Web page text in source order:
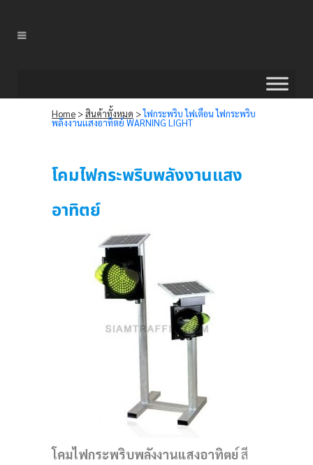
Home >สินค้าทั้งหมด >ไฟกระพริบ ไฟเตือน ไฟกระพริบ
พลังงานแสงอาทิตย์ WARNING LIGHT
โคมไฟกระพริบพลังงานแสง
อาทิตย์
โคมไฟกระพริบพลังงานแสงอาทิตย์สี